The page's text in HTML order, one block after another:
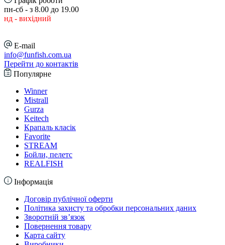
пн-сб - з 8.00 до 19.00
нд - вихідний
E-mail
info@funfish.com.ua
Перейти до контактів
Популярне
Winner
Mistrall
Gurza
Keitech
Крапаль класік
Favorite
STREAM
Бойли, пелетс
REALFISH
Інформація
Договір публічної оферти
Політика захисту та обробки персональних даних
Зворотній зв’язок
Повернення товару
Карта сайту